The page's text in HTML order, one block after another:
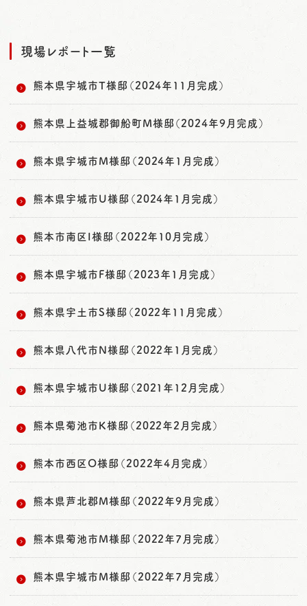
現場レポート一覧
熊本県宇城市T様邸（2024年11月完成）
熊本県上益城郡御船町M様邸（2024年9月完成）
熊本県宇城市M様邸（2024年1月完成）
熊本県宇城市U様邸（2024年1月完成）
熊本市南区I様邸（2022年10月完成）
熊本県宇城市F様邸（2023年1月完成）
熊本県宇土市S様邸（2022年11月完成）
熊本県八代市N様邸（2022年1月完成）
熊本県宇城市U様邸（2021年12月完成）
熊本県菊池市K様邸（2022年2月完成）
熊本市西区O様邸（2022年4月完成）
熊本県芦北郡M様邸（2022年9月完成）
熊本県菊池市M様邸（2022年7月完成）
熊本県宇城市M様邸（2022年7月完成）